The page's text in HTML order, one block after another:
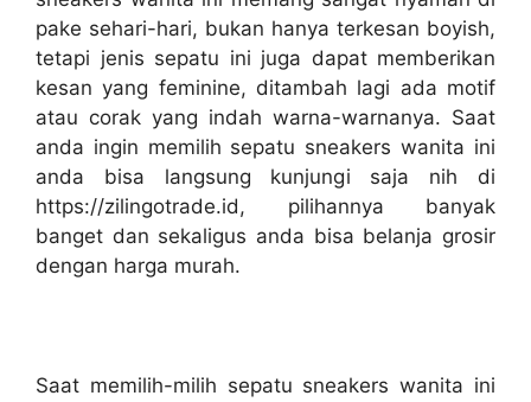
pake sehari-hari, bukan hanya terkesan boyish,
tetapi jenis sepatu ini juga dapat memberikan
kesan yang feminine, ditambah lagi ada motif
atau corak yang indah warna-warnanya. Saat
anda ingin memilih sepatu sneakers wanita ini
anda bisa langsung kunjungi saja nih di
https://zilingotrade.id, pilihannya banyak
banget dan sekaligus anda bisa belanja grosir
dengan harga murah.
Saat memilih-milih sepatu sneakers wanita ini